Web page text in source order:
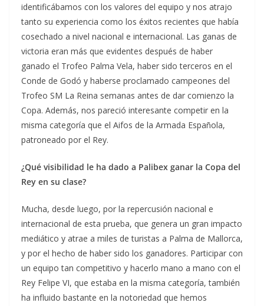
identificábamos con los valores del equipo y nos atrajo
tanto su experiencia como los éxitos recientes que había
cosechado a nivel nacional e internacional. Las ganas de
victoria eran más que evidentes después de haber
ganado el Trofeo Palma Vela, haber sido terceros en el
Conde de Godó y haberse proclamado campeones del
Trofeo SM La Reina semanas antes de dar comienzo la
Copa. Además, nos pareció interesante competir en la
misma categoría que el Aifos de la Armada Española,
patroneado por el Rey.
¿Qué visibilidad le ha dado a Palibex ganar la Copa del
Rey en su clase?
Mucha, desde luego, por la repercusión nacional e
internacional de esta prueba, que genera un gran impacto
mediático y atrae a miles de turistas a Palma de Mallorca,
y por el hecho de haber sido los ganadores. Participar con
un equipo tan competitivo y hacerlo mano a mano con el
Rey Felipe VI, que estaba en la misma categoría, también
ha influido bastante en la notoriedad que hemos